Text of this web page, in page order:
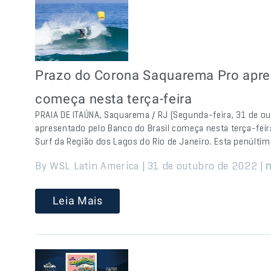
Prazo do Corona Saquarema Pro
começa nesta terça-feira
PRAIA DE ITAÚNA, Saquarema / RJ (Segunda-feira, 31
apresentado pelo Banco do Brasil começa nesta terça-
Surf da Região dos Lagos do Rio de Janeiro. Esta
By WSL Latin America | 31 de outubro de 2022 |
Leia Mais